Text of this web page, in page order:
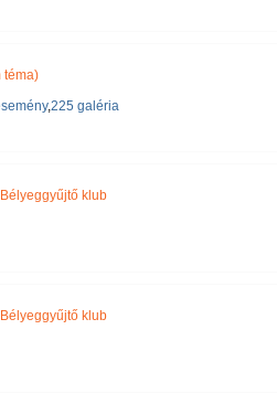
téma)
,225 galéria
Bélyeggyűjtő klub
Bélyeggyűjtő klub